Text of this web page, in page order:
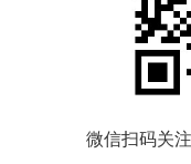
微信扫码关